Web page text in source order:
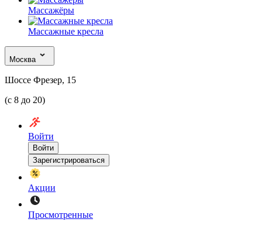
Массажёры
Массажные кресла
Москва
Шоссе Фрезер, 15
(с 8 до 20)
Войти
Войти
Зарегистрироваться
Акции
Просмотренные